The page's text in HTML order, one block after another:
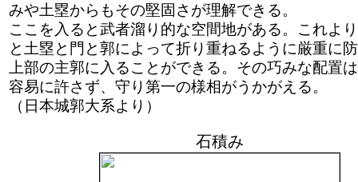
みや土塁からもその堅固さが理解できる。
ここを入ると武者溜り的な空間地がある。これよ
と土塁と門と郭によって折り重ねるように厳重に
上部の主郭に入ることができる。その巧みな配置
容易に許さず、守り第一の様相がうかがえる。
（日本城郭大系より）
石積み